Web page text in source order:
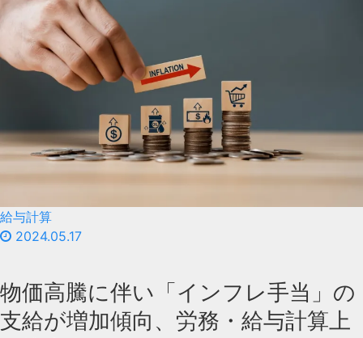
給与計算
2024.05.17
物価高騰に伴い「インフレ手当」の
支給が増加傾向、労務・給与計算上